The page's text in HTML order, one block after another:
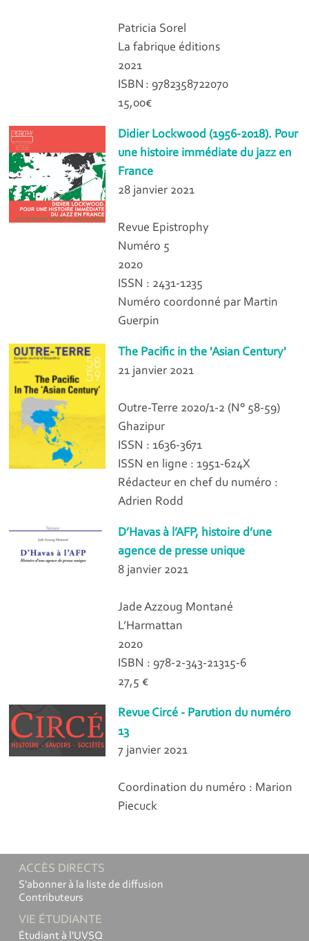
Patricia Sorel
La fabrique éditions
2021
ISBN : 9782358722070
15,00€
Didier Lockwood (1956-2018). Pour
une histoire immédiate du jazz en
France
28 janvier 2021
Revue Epistrophy
Numéro 5
2020
ISSN : 2431-1235
Numéro coordonné par Martin
Guerpin
The Pacific in the 'Asian Century'
21 janvier 2021
Outre-Terre 2020/1-2 (N° 58-59)
Ghazipur
ISSN : 1636-3671
ISSN en ligne : 1951-624X
Rédacteur en chef du numéro :
Adrien Rodd
D’Havas à l’AFP, histoire d’une
agence de presse unique
8 janvier 2021
Jade Azzoug Montané
L’Harmattan
2020
ISBN : 978-2-343-21315-6
27,5 €
Revue Circé - Parution du numéro
13
7 janvier 2021
Coordination du numéro : Marion
Piecuck
ACCÈS DIRECTS
S'abonner à la liste de diffusion
Contributeurs
VIE ÉTUDIANTE
Étudiant à l'UVSQ